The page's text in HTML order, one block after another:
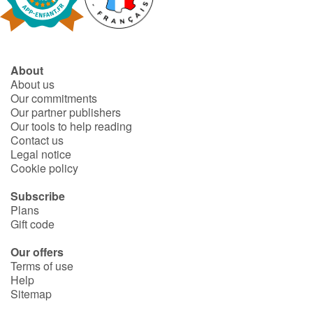
Fable, myth, literature and poetry
Ogres, monsters and witches
Heroines and Heroes
Ecology, nature, seasons
The animals
Travel, epic, investigation, adventure
Around the world
Learning
About
About us
Our commitments
Our partner publishers
Our tools to help reading
Contact us
Legal notice
Cookie policy
Subscribe
Plans
Gift code
Our offers
Terms of use
Help
Sitemap